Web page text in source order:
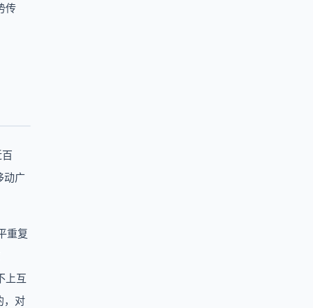
传
动广
重复
上互
，对